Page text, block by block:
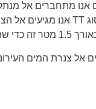
אנו מתחברים אל
את עומק ה 2 מטרים.
אל צנרת המים